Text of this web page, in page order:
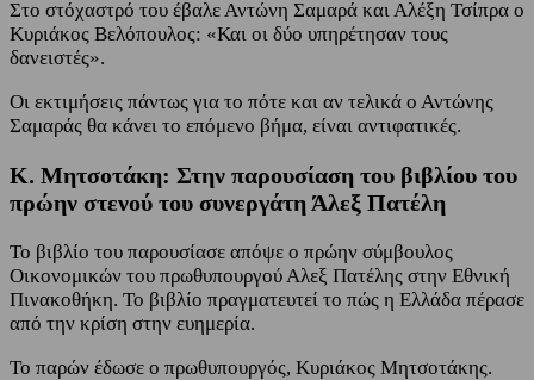
Στο στόχαστρό του έβαλε Αντώνη Σαμαρά και Αλέξη Τσίπρα ο
Κυριάκος Βελόπουλος: «Και οι δύο υπηρέτησαν τους
δανειστές».
Οι εκτιμήσεις πάντως για το πότε και αν τελικά ο Αντώνης
Σαμαράς θα κάνει το επόμενο βήμα, είναι αντιφατικές.
Κ. Μητσοτάκη: Στην παρουσίαση του βιβλίου του
πρώην στενού του συνεργάτη Άλεξ Πατέλη
Το βιβλίο του παρουσίασε απόψε ο πρώην σύμβουλος
Οικονομικών του πρωθυπουργού Αλεξ Πατέλης στην Εθνική
Πινακοθήκη. Το βιβλίο πραγματευτεί το πώς η Ελλάδα πέρασε
από την κρίση στην ευημερία.
Το παρών έδωσε ο πρωθυπουργός, Κυριάκος Μητσοτάκης.